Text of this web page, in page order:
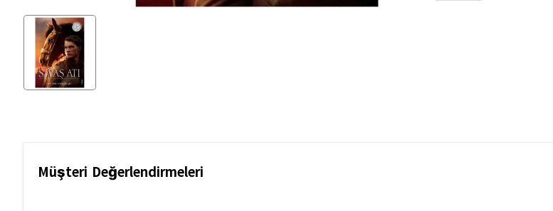
Müşteri Değerlendirmeleri